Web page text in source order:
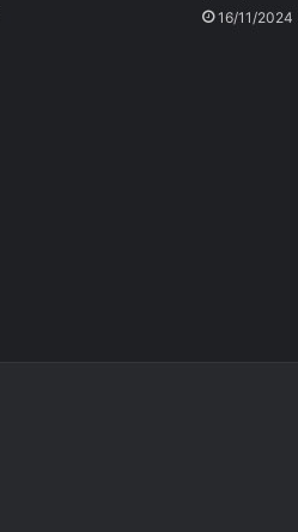
16/11/2024